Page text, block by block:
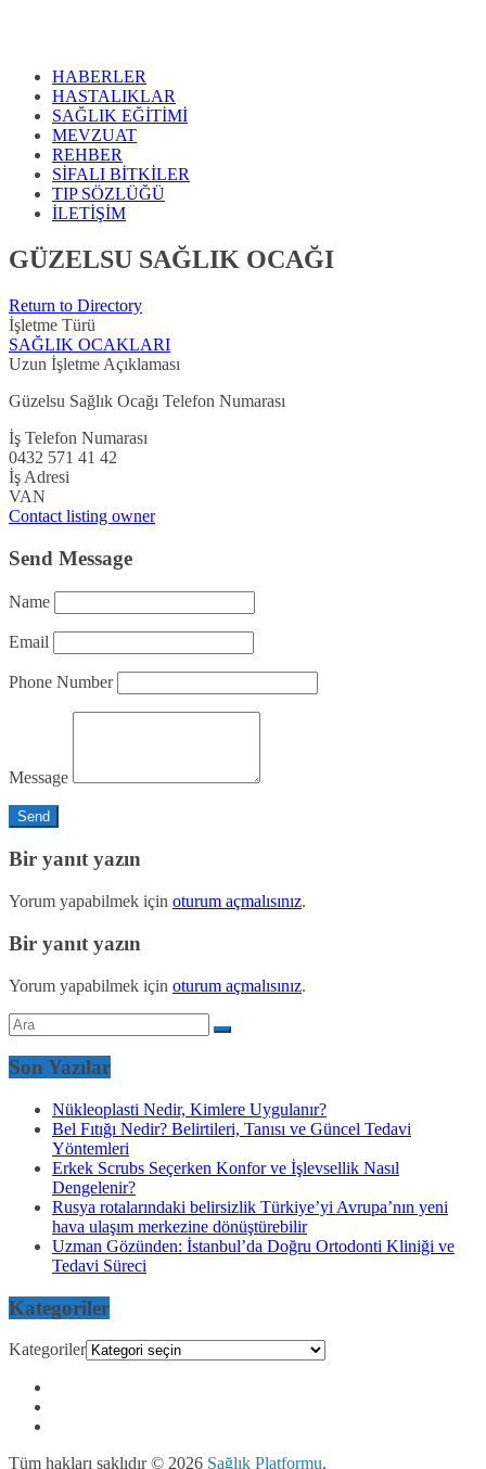
HABERLER
HASTALIKLAR
SAĞLIK EĞİTİMİ
MEVZUAT
REHBER
SİFALI BİTKİLER
TIP SÖZLÜĞÜ
İLETİŞİM
GÜZELSU SAĞLIK OCAĞI
Return to Directory
İşletme Türü
SAĞLIK OCAKLARI
Uzun İşletme Açıklaması
Güzelsu Sağlık Ocağı Telefon Numarası
İş Telefon Numarası
0432 571 41 42
İş Adresi
VAN
Contact listing owner
Send Message
Name
Email
Phone Number
Message
Bir yanıt yazın
Yorum yapabilmek için oturum açmalısınız.
Bir yanıt yazın
Yorum yapabilmek için oturum açmalısınız.
Son Yazılar
Nükleoplasti Nedir, Kimlere Uygulanır?
Bel Fıtığı Nedir? Belirtileri, Tanısı ve Güncel Tedavi
Yöntemleri
Erkek Scrubs Seçerken Konfor ve İşlevsellik Nasıl
Dengelenir?
Rusya rotalarındaki belirsizlik Türkiye’yi Avrupa’nın yeni
hava ulaşım merkezine dönüştürebilir
Uzman Gözünden: İstanbul’da Doğru Ortodonti Kliniği ve
Tedavi Süreci
Kategoriler
Kategoriler
Tüm hakları saklıdır © 2026 Sağlık Platformu.